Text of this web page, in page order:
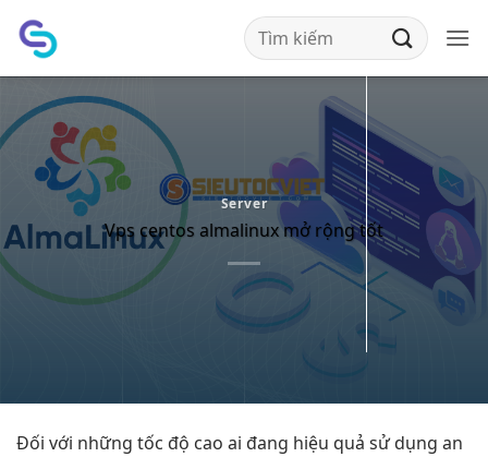
qua
Server
Vps centos almalinux mở rộng tốt
Đối với những tốc độ cao ai đang hiệu quả sử dụng an